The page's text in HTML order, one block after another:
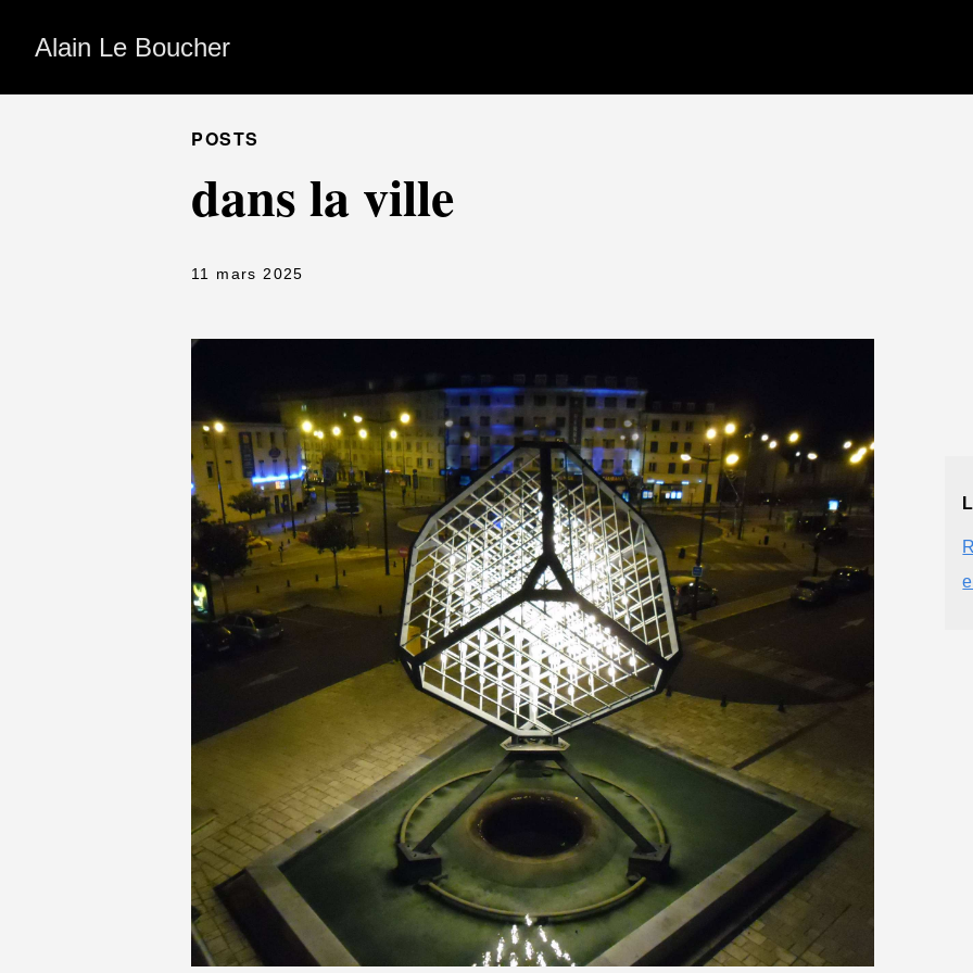
Alain Le Boucher
POSTS
dans la ville
11 mars 2025